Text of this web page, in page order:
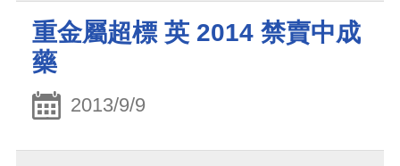
重金屬超標 英 2014 禁賣中成
藥
2013/9/9